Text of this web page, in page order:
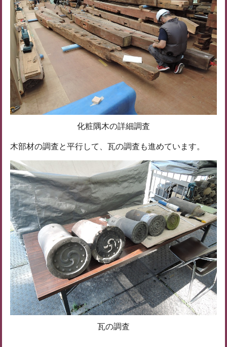
化粧隅木の詳細調査
木部材の調査と平行して、瓦の調査も進めています。
瓦の調査